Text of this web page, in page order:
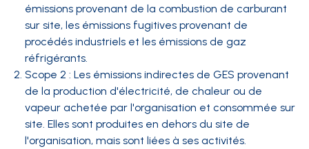
émissions provenant de la combustion de carburant
sur site, les émissions fugitives provenant de
procédés industriels et les émissions de gaz
réfrigérants.
Scope 2 : Les émissions indirectes de GES provenant
de la production d'électricité, de chaleur ou de
vapeur achetée par l'organisation et consommée sur
site. Elles sont produites en dehors du site de
l'organisation, mais sont liées à ses activités.